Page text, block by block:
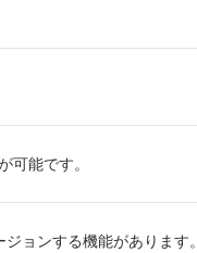
可能です。
ョンする機能があります。